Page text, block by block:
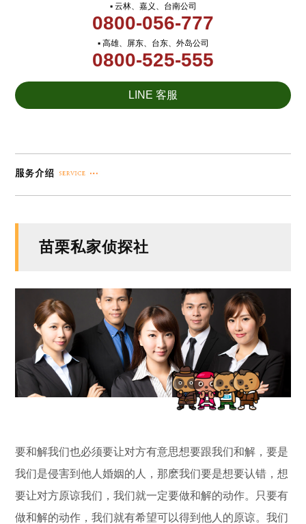
▪ 云林、嘉义、台南公司
0800-056-777
▪ 高雄、屏东、台东、外岛公司
0800-525-555
LINE 客服
苗栗私家侦探社
要和解我们也必须要让对方有意思想要跟我们和解，要是
我们是侵害到他人婚姻的人，那麽我们要是想要认错，想
要让对方原谅我们，我们就一定要做和解的动作。只要有
做和解的动作，我们就有希望可以得到他人的原谅。我们